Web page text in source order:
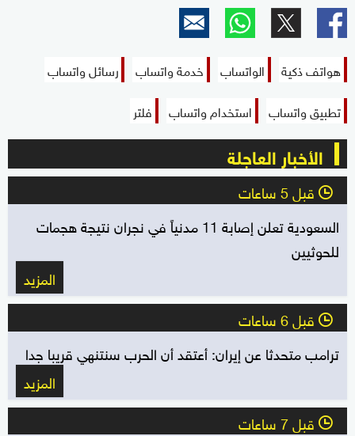
هواتف ذكية الواتساب خدمة واتساب
رسائل واتساب
تطبيق واتساب
استخدام واتساب فلتر
الأخبار العاجلة
l قبل 5 ساعات
السعودية تعلن إصابة 11 مدنياً في نجران نتيجة هجمات
للحوثيين
المزيد
l قبل 6 ساعات
ترامب متحدثا عن إيران: أعتقد أن الحرب سنتنهي قريبا جدا
المزيد
l قبل 7 ساعات